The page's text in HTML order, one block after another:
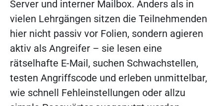
Server und interner Mailbox. Anders als in
vielen Lehrgängen sitzen die Teilnehmenden
hier nicht passiv vor Folien, sondern agieren
aktiv als Angreifer – sie lesen eine
rätselhafte E-Mail, suchen Schwachstellen,
testen Angriffscode und erleben unmittelbar,
wie schnell Fehleinstellungen oder allzu